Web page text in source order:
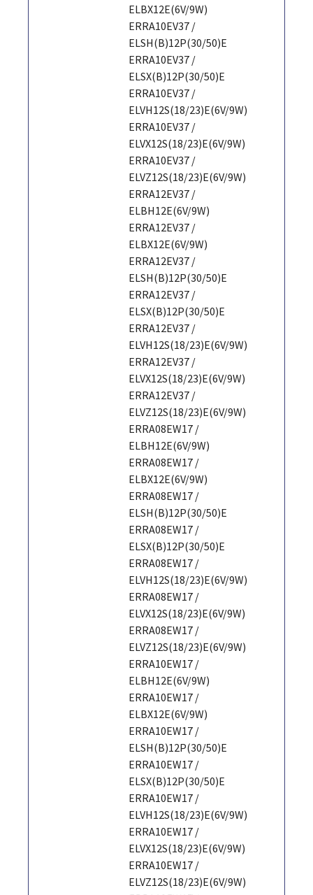
ELBX12E(6V/9W)
ERRA10EV37 /
ELSH(B)12P(30/50)E
ERRA10EV37 /
ELSX(B)12P(30/50)E
ERRA10EV37 /
ELVH12S(18/23)E(6V/9W)
ERRA10EV37 /
ELVX12S(18/23)E(6V/9W)
ERRA10EV37 /
ELVZ12S(18/23)E(6V/9W)
ERRA12EV37 /
ELBH12E(6V/9W)
ERRA12EV37 /
ELBX12E(6V/9W)
ERRA12EV37 /
ELSH(B)12P(30/50)E
ERRA12EV37 /
ELSX(B)12P(30/50)E
ERRA12EV37 /
ELVH12S(18/23)E(6V/9W)
ERRA12EV37 /
ELVX12S(18/23)E(6V/9W)
ERRA12EV37 /
ELVZ12S(18/23)E(6V/9W)
ERRA08EW17 /
ELBH12E(6V/9W)
ERRA08EW17 /
ELBX12E(6V/9W)
ERRA08EW17 /
ELSH(B)12P(30/50)E
ERRA08EW17 /
ELSX(B)12P(30/50)E
ERRA08EW17 /
ELVH12S(18/23)E(6V/9W)
ERRA08EW17 /
ELVX12S(18/23)E(6V/9W)
ERRA08EW17 /
ELVZ12S(18/23)E(6V/9W)
ERRA10EW17 /
ELBH12E(6V/9W)
ERRA10EW17 /
ELBX12E(6V/9W)
ERRA10EW17 /
ELSH(B)12P(30/50)E
ERRA10EW17 /
ELSX(B)12P(30/50)E
ERRA10EW17 /
ELVH12S(18/23)E(6V/9W)
ERRA10EW17 /
ELVX12S(18/23)E(6V/9W)
ERRA10EW17 /
ELVZ12S(18/23)E(6V/9W)